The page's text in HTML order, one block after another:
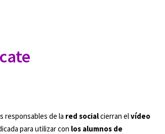
responsables de la red socialcierran elvídeo
para utilizar con los alumnos de